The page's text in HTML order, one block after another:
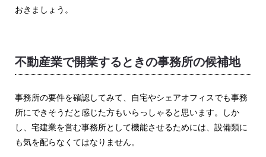
おきましょう。
不動産業で開業するときの事務所の候補地
事務所の要件を確認してみて、自宅やシェアオフィスでも事務
所にできそうだと感じた方もいらっしゃると思います。しか
し、宅建業を営む事務所として機能させるためには、設備類に
も気を配らなくてはなりません。